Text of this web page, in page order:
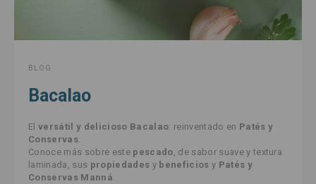
BLOG
Bacalao
El versátil y delicioso Bacalao: reinventado en Patés y
Conservas.
Conoce más sobre este pescado, de sabor suave y textura
laminada, sus propiedades y beneficios y Patés y
Conservas Manná.